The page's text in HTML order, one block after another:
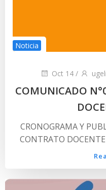
Noticia
Oct 14 /
COMUNICADO
CRONOGRAMA Y
CONTRATO